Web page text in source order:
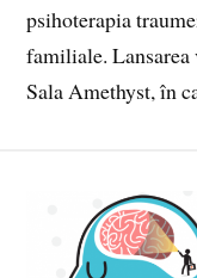
psihoterapia
familiale. Lansarea
Sala Amethyst, în